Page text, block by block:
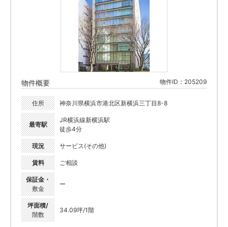
物件概要 物件ID：205209
住所 神奈川県横浜市港北区新横浜三丁目8-8
最寄駅
JR横浜線新横浜駅
徒歩4分
現況 サービス(その他)
賃料 ご相談
保証金・
敷金
ー
坪面積/
階数
34.09坪/1階